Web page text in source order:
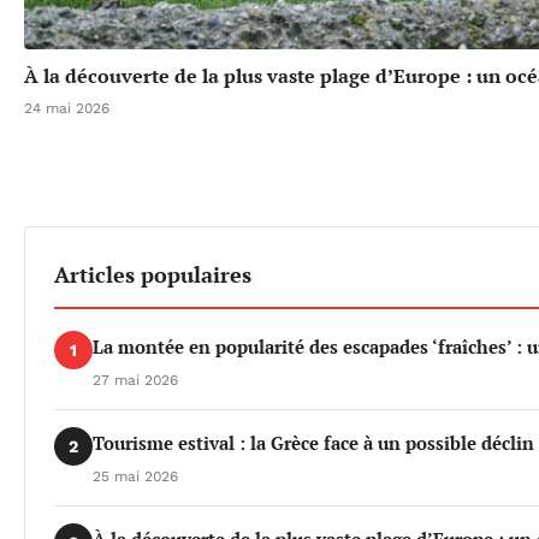
À la découverte de la plus vaste plage d’Europe : un
24 mai 2026
Articles populaires
1 La montée en popularité des escapades ‘fraîches’
27 mai 2026
2 Tourisme estival : la Grèce face à un possible déclin
25 mai 2026